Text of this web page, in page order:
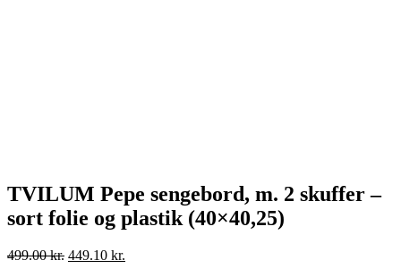
TVILUM Pepe sengebord, m. 2 skuffer –
sort folie og plastik (40×40,25)
499.00kr. Den
449.10 kr.